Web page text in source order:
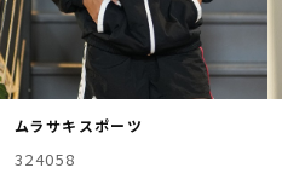
ムラサキスポーツ
324058